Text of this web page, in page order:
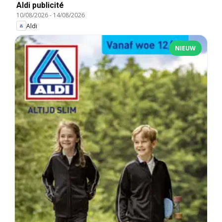
Aldi publicité
10/08/2026- 14/08/2026
Aldi
NIEUW